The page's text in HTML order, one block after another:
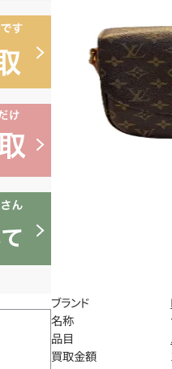
ブランド
名称
品目
買取金額